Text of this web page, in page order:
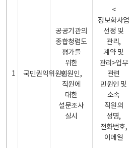
1 국민권익위원회
공공기관의
종합청렴도
평가를
위한
민원인,
직원에
대한
설문조사
실시
<
정보화사업
선정 및
관리,
계약 및
관리>업무
관련
민원인 및
소속
직원의
성명,
전화번호,
이메일